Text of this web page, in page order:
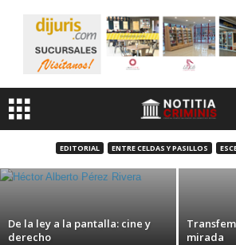
EDITORIAL ENTRE CELDAS Y PASILLOS
Obtiene exjefe de finanzas
segunda suspensión vs
por mega fraude con azúcar
15 marzo, 2023
De la ley a la pantalla: cine y
derecho
mirada